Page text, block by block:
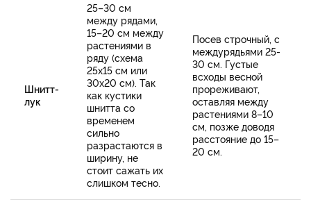
Шнитт-
лук
25–30 см
между рядами,
15–20 см между
растениями в
ряду (схема
25х15 см или
30х20 см). Так
как кустики
шнитта со
временем
сильно
разрастаются в
ширину, не
стоит сажать их
слишком тесно.
Посев строчный, с
междурядьями 25-
30 см. Густые
всходы весной
прореживают,
оставляя между
растениями 8–10
см, позже доводя
расстояние до 15–
20 см.